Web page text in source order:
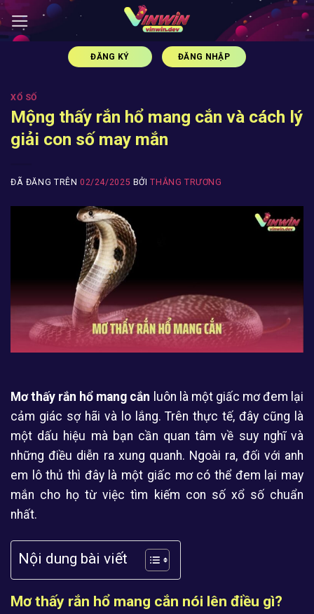
Chuyển
đến
ĐĂNG KÝ ĐĂNG NHẬP
XỔ SỐ
Mộng thấy rắn hổ mang cắn và cách lý
giải con số may mắn
ĐÃ ĐĂNG TRÊN02/24/2025 BỞITHẮNG TRƯƠNG
Mơ thấy rắn hổ mang cắn luôn là một giấc mơ đem lại
cảm giác sợ hãi và lo lắng. Trên thực tế, đây cũng là
một dấu hiệu mà bạn cần quan tâm về suy nghĩ và
những điều diễn ra xung quanh. Ngoài ra, đối với anh
em lô thủ thì đây là một giấc mơ có thể đem lại may
mắn cho họ từ việc tìm kiếm con số xổ số chuẩn
nhất.
Nội dung bài viết
Mơ thấy rắn hổ mang cắn nói lên điều gì?